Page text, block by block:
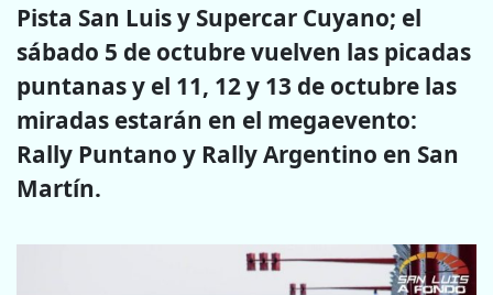
Pista San Luis y Supercar Cuyano; el
sábado 5 de octubre vuelven las picadas
puntanas y el 11, 12 y 13 de octubre las
miradas estarán en el megaevento:
Rally Puntano y Rally Argentino en San
Martín.